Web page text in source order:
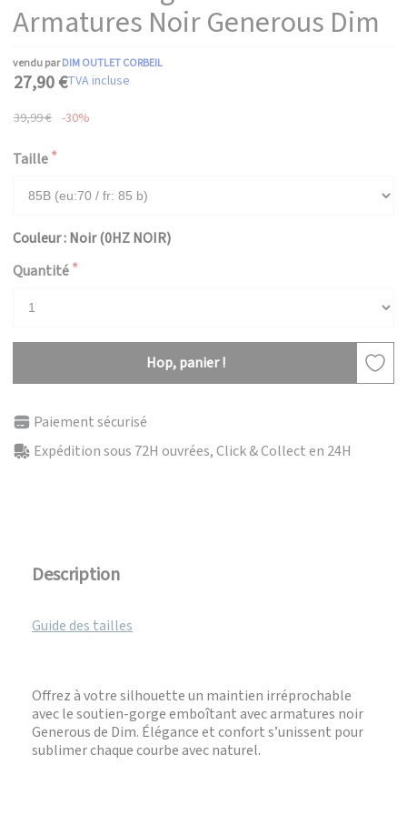
Armatures Noir Generous Dim
vendu parDIM OUTLET CORBEIL
27,90 €TVA incluse
39,99 € -30%
Taille
Couleur : Noir (0HZ NOIR)
Quantité
Hop, panier !
Paiement sécurisé
Expédition sous 72H ouvrées, Click & Collect en 24H
Description
Guide des tailles
Offrez à votre silhouette un maintien irréprochable
avec le soutien-gorge emboîtant avec armatures noir
Generous de Dim. Élégance et confort s’unissent pour
sublimer chaque courbe avec naturel.